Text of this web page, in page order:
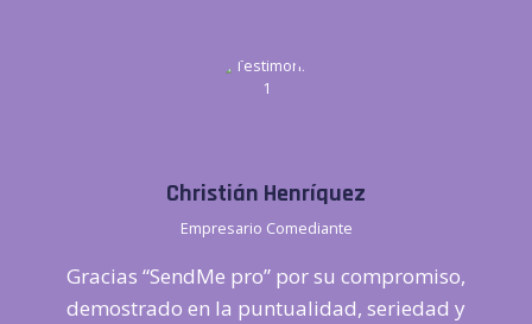
Christián Henríquez
Empresario Comediante
Gracias “SendMe pro” por su compromiso,
demostrado en la puntualidad, seriedad y